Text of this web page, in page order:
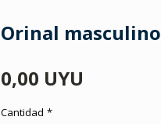
Orinal masculino
0,00 UYU
Cantidad *